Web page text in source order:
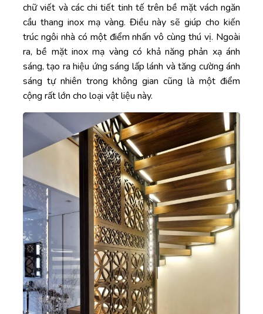
chữ viết và các chi tiết tinh tế trên bề mặt vách ngăn
cầu thang inox mạ vàng. Điều này sẽ giúp cho kiến
trúc ngôi nhà có một điểm nhấn vô cùng thú vị. Ngoài
ra, bề mặt inox mạ vàng có khả năng phản xạ ánh
sáng, tạo ra hiệu ứng sáng lấp lánh và tăng cường ánh
sáng tự nhiên trong không gian cũng là một điểm
cộng rất lớn cho loại vật liệu này.